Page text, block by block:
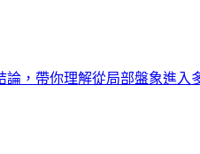
，帶你理解從局部盤象進入